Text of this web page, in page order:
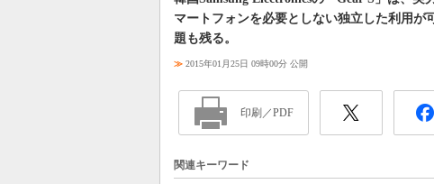
マートフォンを必要としない独立した利用
題も残る。
≫ 2015年01月25日 09時00分 公開
印刷／PDF
関連キーワード